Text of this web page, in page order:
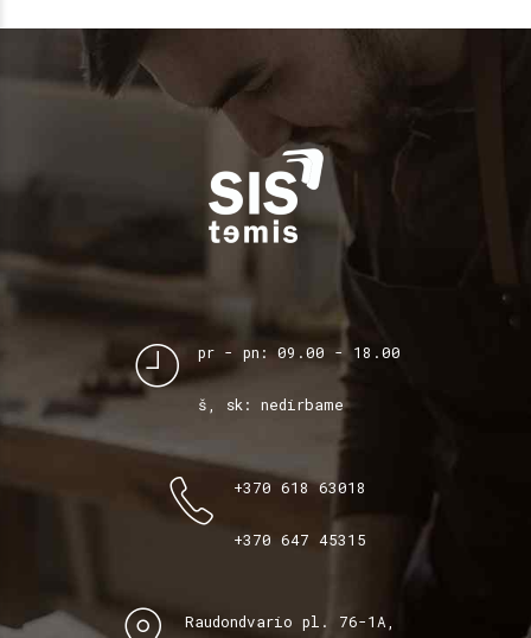
pr - pn: 09.00 - 18.00
š, sk: nedirbame
+370 618 63018
+370 647 45315
Raudondvario pl. 76-1A,